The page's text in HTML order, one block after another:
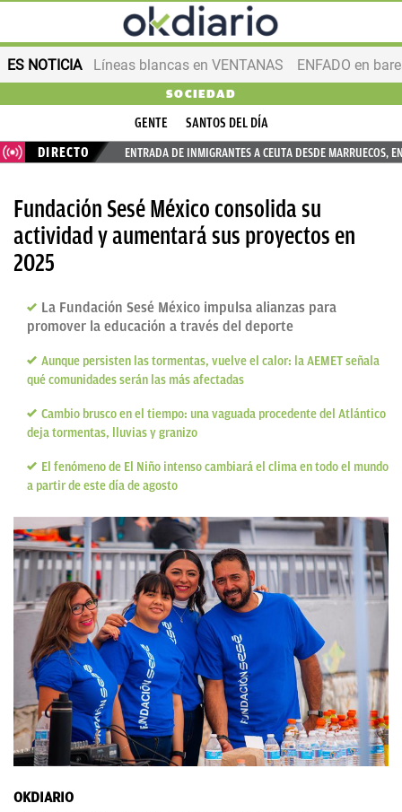
ES NOTICIA Líneas blancas en VENTANAS ENFADO en
SOCIEDAD
GENTE
SANTOS DEL DÍA
DIRECTO
ENTRADA DE INMIGRANTES A CEUTA DESDE MARRUECOS,
Fundación Sesé México consolida su
actividad y aumentará sus proyectos en
2025
La Fundación Sesé México impulsa alianzas para
promover la educación a través del deporte
Aunque persisten las tormentas, vuelve el calor: la AEMET señala
qué comunidades serán las más afectadas
Cambio brusco en el tiempo: una vaguada procedente del Atlántico
deja tormentas, lluvias y granizo
El fenómeno de El Niño intenso cambiará el clima en todo el mundo
a partir de este día de agosto
OKDIARIO